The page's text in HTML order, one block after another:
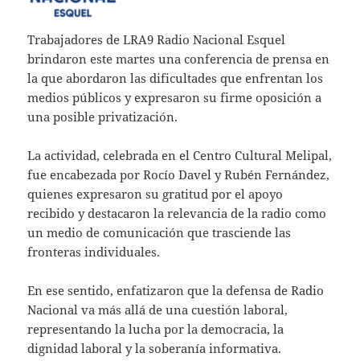
Trabajadores de LRA9 Radio Nacional Esquel
brindaron este martes una conferencia de prensa en
la que abordaron las dificultades que enfrentan los
medios públicos y expresaron su firme oposición a
una posible privatización.
La actividad, celebrada en el Centro Cultural Melipal,
fue encabezada por Rocío Davel y Rubén Fernández,
quienes expresaron su gratitud por el apoyo
recibido y destacaron la relevancia de la radio como
un medio de comunicación que trasciende las
fronteras individuales.
En ese sentido, enfatizaron que la defensa de Radio
Nacional va más allá de una cuestión laboral,
representando la lucha por la democracia, la
dignidad laboral y la soberanía informativa.